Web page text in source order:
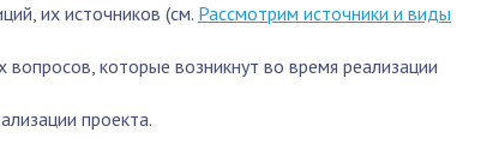
их источников (см. Рассмотрим источники и виды
которые возникнут во время реализации
проекта.